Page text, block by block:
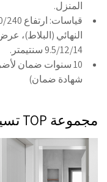
المنزل.
قياسات: ارتفاع
9.5/12/14 سنتيمتر.
10 سنوات ضمان
شهادة ضمان)
مجموعة TOP تسيفاع في منازلكم